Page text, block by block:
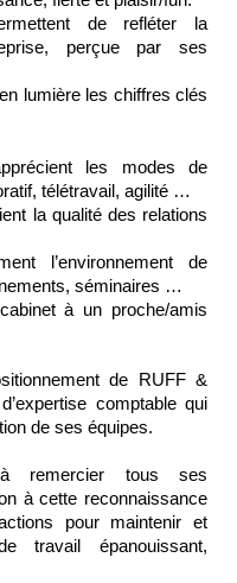
de refléter la
, perçuepar ses
lumière les chiffres clés
les modes de
, télétravail, agilité …
la qualité des relations
l’environnement de
séminaires …
à un proche/amis
de RUFF &
d’expertise comptable qui
de ses équipes.
remercier tous ses
à cette reconnaissance
pour maintenir et
travail épanouissant,